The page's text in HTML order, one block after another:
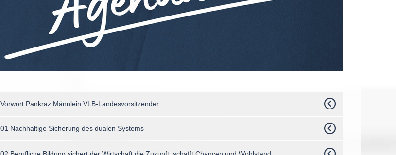
Vorwort Pankraz Männlein VLB-Landesvorsitzender
01 Nachhaltige Sicherung des dualen Systems